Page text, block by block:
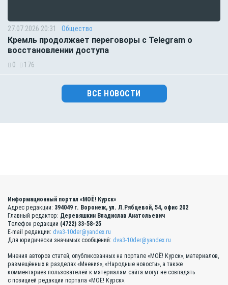
27.07.2026 20:31 Общество
Кремль продолжает переговоры с Telegram о
восстановлении доступа
0 176
ВСЕ НОВОСТИ
Информационный портал «МОЁ! Курск»
Адрес редакции: 394049 г. Воронеж, ул. Л.Рябцевой, 54, офис 202
Главный редактор: Деревяшкин Владислав Анатольевич
Телефон редакции (4722) 33-58-25
E-mail редакции: dva3-10der@yandex.ru
Для юридически значимых сообщений: dva3-10der@yandex.ru
Мнения авторов статей, опубликованных на портале «МОЁ! Курск», материалов,
размещённых в разделах «Мнения», «Народные новости», а также
комментариев пользователей к материалам сайта могут не совпадать
с позицией редакции портала «МОЁ! Курск».